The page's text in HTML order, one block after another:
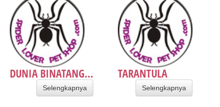
DUNIA BINATANG...
Selengkapnya
TARANTULA
Selengkapnya